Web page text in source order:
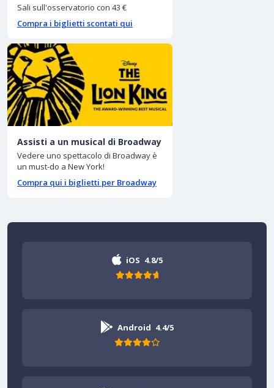
Sali sull'osservatorio con 43 €
Compra i biglietti scontati qui
Assisti a un musical di Broadway
Vedere uno spettacolo di Broadway è
un must-do a New York!
Compra qui i biglietti per Broadway
iOS 4.8/5
Android 4.4/5